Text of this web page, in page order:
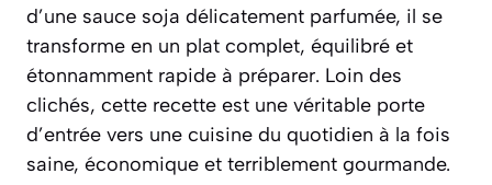
d’une sauce soja délicatement parfumée, il se
transforme en un plat complet, équilibré et
étonnamment rapide à préparer. Loin des
clichés, cette recette est une véritable porte
d’entrée vers une cuisine du quotidien à la fois
saine, économique et terriblement gourmande.